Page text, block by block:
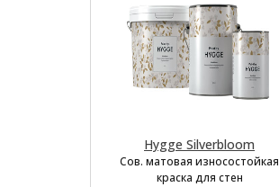
Hygge Silverbloom
Сов. матовая износостойкая
краска для стен